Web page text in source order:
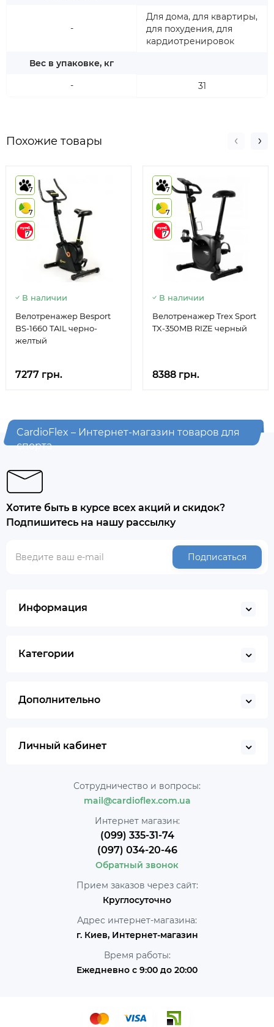
-
Вес в упаковке, кг
-
Для дома, для квартиры,
для похудения, для
кардиотренировок
31
Похожие товары
7
7
7
В наличии
Велотренажер Besport
BS-1660 TAIL черно-
желтый
7277 грн.
7
7
7
В наличии
Велотренажер Trex Sport
TX-350MB RIZE черный
8388 грн.
CardioFlex – Интернет-магазин товаров для
спорта
Хотите быть в курсе всех акций и скидок?
Подпишитесь на нашу рассылку
Подписаться
Информация
Категории
Дополнительно
Личный кабинет
Сотрудничество и вопросы:
mail@cardioflex.com.ua
Интернет магазин:
(099) 335-31-74
(097) 034-20-46
Обратный звонок
Прием заказов через сайт:
Круглосуточно
Адрес интернет-магазина:
г. Киев, Интернет-магазин
Время работы:
Ежедневно с 9:00 до 20:00